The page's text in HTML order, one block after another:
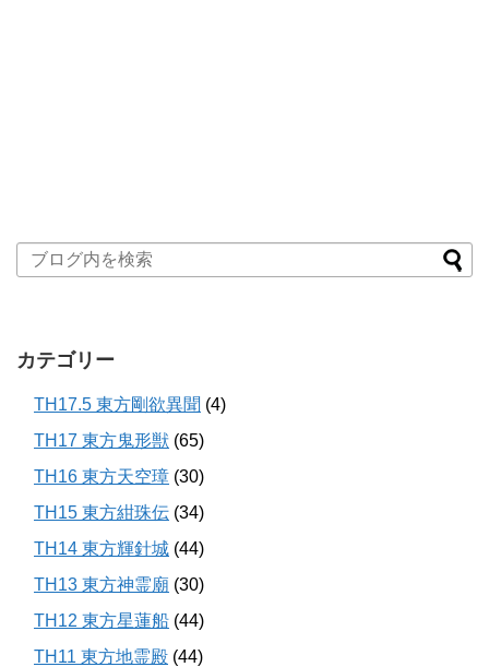
カテゴリー
TH17.5 東方剛欲異聞 (4)
TH17 東方鬼形獣 (65)
TH16 東方天空璋 (30)
TH15 東方紺珠伝 (34)
TH14 東方輝針城 (44)
TH13 東方神霊廟 (30)
TH12 東方星蓮船 (44)
TH11 東方地霊殿 (44)